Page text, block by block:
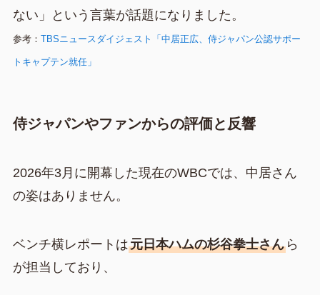
ない」という言葉が話題になりました。
参考： TBSニュースダイジェスト「中居正広、侍ジャパン公認サポー
トキャプテン就任」
侍ジャパンやファンからの評価と反響
2026年3月に開幕した現在のWBCでは、中居さん
の姿はありません。
ベンチ横レポートは元日本ハムの杉谷拳士さんら
が担当しており、